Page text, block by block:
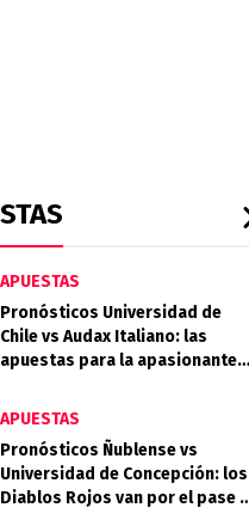
APUESTAS
Pronósticos Universidad de
Chile vs Audax Italiano: las
apuestas para la apasionante
APUESTAS
Pronósticos Ñublense vs
Universidad de Concepción: los
Diablos Rojos van por el pase a